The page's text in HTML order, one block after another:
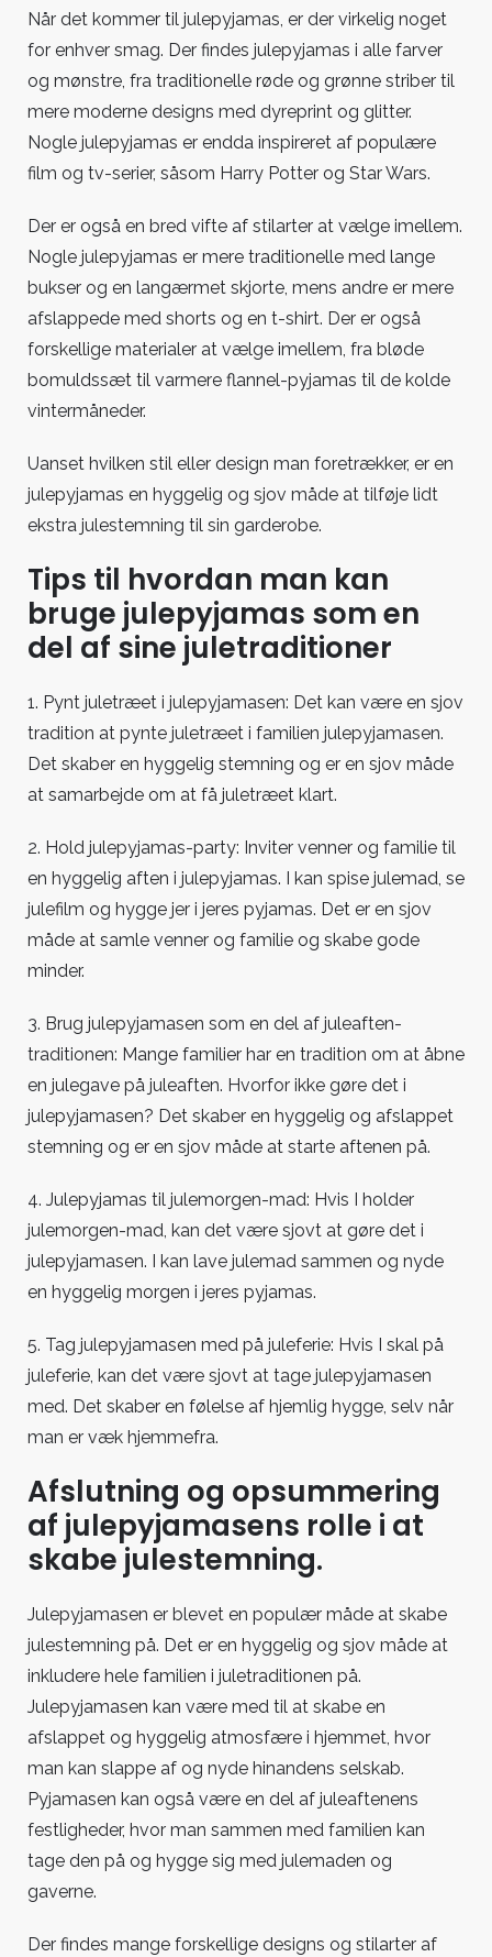
Når det kommer til julepyjamas, er der virkelig noget
for enhver smag. Der findes julepyjamas i alle farver
og mønstre, fra traditionelle røde og grønne striber til
mere moderne designs med dyreprint og glitter.
Nogle julepyjamas er endda inspireret af populære
film og tv-serier, såsom Harry Potter og Star Wars.
Der er også en bred vifte af stilarter at vælge imellem.
Nogle julepyjamas er mere traditionelle med lange
bukser og en langærmet skjorte, mens andre er mere
afslappede med shorts og en t-shirt. Der er også
forskellige materialer at vælge imellem, fra bløde
bomuldssæt til varmere flannel-pyjamas til de kolde
vintermåneder.
Uanset hvilken stil eller design man foretrækker, er en
julepyjamas en hyggelig og sjov måde at tilføje lidt
ekstra julestemning til sin garderobe.
Tips til hvordan man kan
bruge julepyjamas som en
del af sine juletraditioner
1. Pynt juletræet i julepyjamasen: Det kan være en sjov
tradition at pynte juletræet i familien julepyjamasen.
Det skaber en hyggelig stemning og er en sjov måde
at samarbejde om at få juletræet klart.
2. Hold julepyjamas-party: Inviter venner og familie til
en hyggelig aften i julepyjamas. I kan spise julemad, se
julefilm og hygge jer i jeres pyjamas. Det er en sjov
måde at samle venner og familie og skabe gode
minder.
3. Brug julepyjamasen som en del af juleaften-
traditionen: Mange familier har en tradition om at åbne
en julegave på juleaften. Hvorfor ikke gøre det i
julepyjamasen? Det skaber en hyggelig og afslappet
stemning og er en sjov måde at starte aftenen på.
4. Julepyjamas til julemorgen-mad: Hvis I holder
julemorgen-mad, kan det være sjovt at gøre det i
julepyjamasen. I kan lave julemad sammen og nyde
en hyggelig morgen i jeres pyjamas.
5. Tag julepyjamasen med på juleferie: Hvis I skal på
juleferie, kan det være sjovt at tage julepyjamasen
med. Det skaber en følelse af hjemlig hygge, selv når
man er væk hjemmefra.
Afslutning og opsummering
af julepyjamasens rolle i at
skabe julestemning.
Julepyjamasen er blevet en populær måde at skabe
julestemning på. Det er en hyggelig og sjov måde at
inkludere hele familien i juletraditionen på.
Julepyjamasen kan være med til at skabe en
afslappet og hyggelig atmosfære i hjemmet, hvor
man kan slappe af og nyde hinandens selskab.
Pyjamasen kan også være en del af juleaftenens
festligheder, hvor man sammen med familien kan
tage den på og hygge sig med julemaden og
gaverne.
Der findes mange forskellige designs og stilarter af